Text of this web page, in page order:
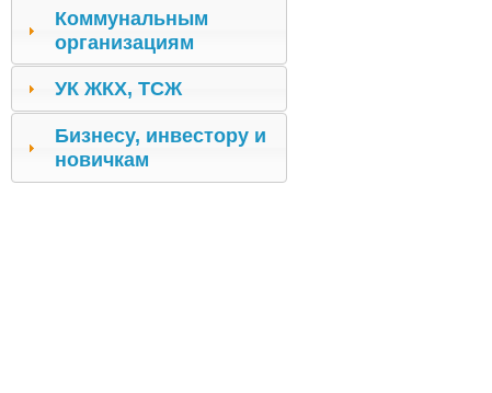
Коммунальным
организациям
УК ЖКХ, ТСЖ
Бизнесу, инвестору и
новичкам